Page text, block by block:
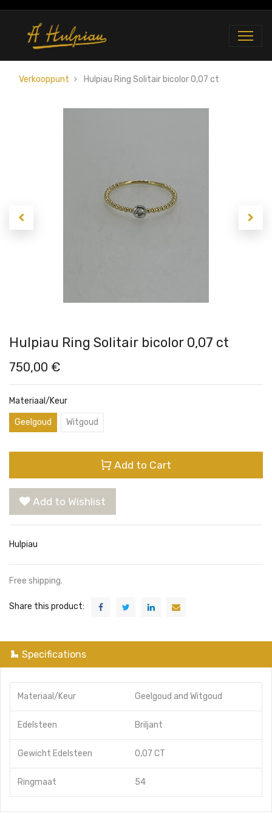
Verkooppunt Hulpiau Ring Solitair bicolor 0,07 ct
Hulpiau Ring Solitair bicolor 0,07 ct
750,00 €
Materiaal/Keur
Geelgoud Witgoud
Add to Cart
Add to Wishlist
Hulpiau
Free shipping.
Share this product:
Specifications
Materiaal/Keur Geelgoud and Witgoud
Edelsteen Briljant
Gewicht Edelsteen 0,07 CT
Ringmaat 54